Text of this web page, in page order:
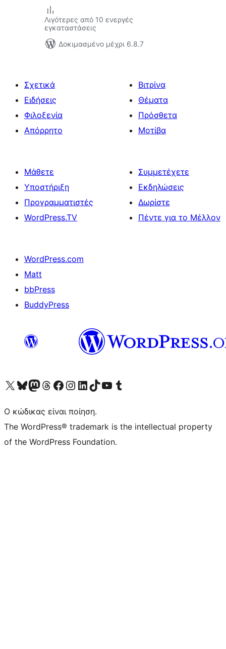
Λιγότερες από 10 ενεργές
εγκαταστάσεις
Δοκιμασμένο μέχρι 6.8.7
Σχετικά
Ειδήσεις
Φιλοξενία
Απόρρητο
Βιτρίνα
Θέματα
Πρόσθετα
Μοτίβα
Μάθετε
Υποστήριξη
Προγραμματιστές
WordPress.TV
Συμμετέχετε
Εκδηλώσεις
Δωρίστε
Πέντε για το Μέλλον
WordPress.com
Matt
bbPress
BuddyPress
Visit our X (formerly Twitter) account
Visit our Bluesky account
Επισκεφθείτε τον λογαριασμό μας στο Mastodon
Visit our Threads account
Επισκεφτείτε τη σελίδα μας στο Facebook
Επισκεφθείτε τον λογαριασμό μας Instagram
Επισκεφθείτε τον λογαριασμό μας LinkedIn
Visit our TikTok account
Visit our YouTube channel
Visit our Tumblr account
Ο κώδικας είναι ποίηση.
The WordPress® trademark is the intellectual property
of the WordPress Foundation.